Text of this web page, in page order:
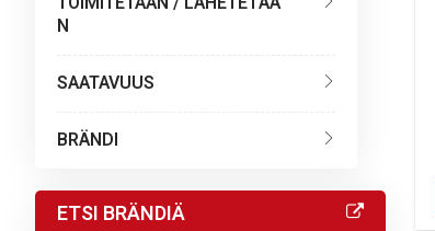
N
SAATAVUUS
BRÄNDI
ETSI BRÄNDIÄ